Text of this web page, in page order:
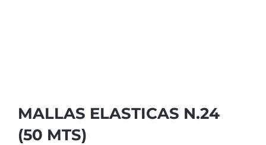
MALLAS ELASTICAS N.24
(50 MTS)